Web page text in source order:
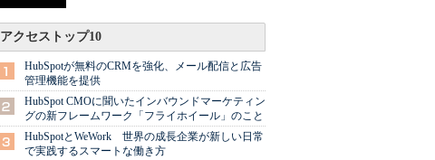
アクセストップ10
HubSpotが無料のCRMを強化、メール配信と広告
管理機能を提供
HubSpot CMOに聞いたインバウンドマーケティン
グの新フレームワーク「フライホイール」のこと
HubSpotとWeWork 世界の成長企業が新しい日常
で実践するスマートな働き方